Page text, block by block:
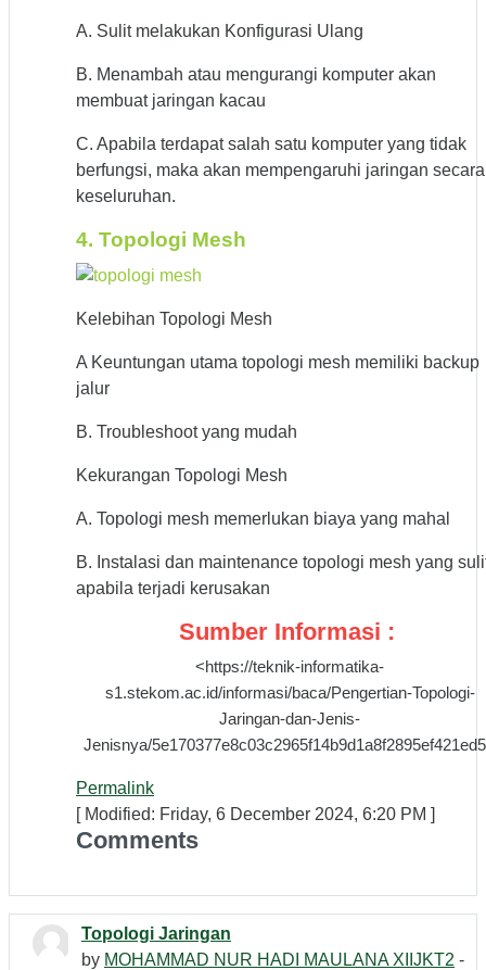
A. Sulit melakukan Konfigurasi Ulang
B. Menambah atau mengurangi komputer akan
membuat jaringan kacau
C. Apabila terdapat salah satu komputer yang tidak
berfungsi, maka akan mempengaruhi jaringan secara
keseluruhan.
4. Topologi Mesh
Kelebihan Topologi Mesh
A Keuntungan utama topologi mesh memiliki backup
jalur
B. Troubleshoot yang mudah
Kekurangan Topologi Mesh
A. Topologi mesh memerlukan biaya yang mahal
B. Instalasi dan maintenance topologi mesh yang
apabila terjadi kerusakan
Sumber Informasi :
<https://teknik-informatika-
s1.stekom.ac.id/informasi/baca/Pengertian-Topologi-
Jaringan-dan-Jenis-
Jenisnya/
Permalink
[ Modified: Friday, 6 December 2024, 6:20 PM ]
Comments
Topologi Jaringan
by MOHAMMAD NUR HADI MAULANA XIIJKT2 -